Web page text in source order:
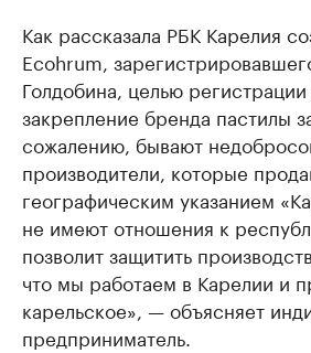
Как рассказала РБК Карелия
Ecohrum,
Голдобина, целью
закрепление бренда пастилы
сожалению, бывают
производители, которые
географическим указанием
не имеют отношения к
позволит защитить
что мы работаем в Карелии и
карельское», — объясняет
предприниматель.